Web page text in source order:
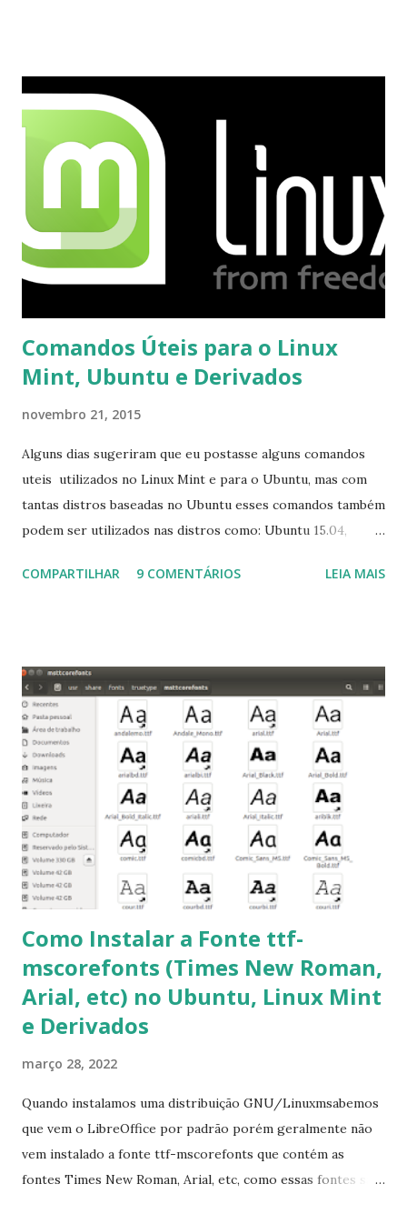
o Windows Live (assim como muitos profissionais de TI) ,
mesmo na versão para Linux, claro, sempre existem outras
opções e o Pidgin, que se mostra como opção.
Comandos Úteis para o Linux
Mint, Ubuntu e Derivados
novembro 21, 2015
Alguns dias sugeriram que eu postasse alguns comandos
uteis utilizados no Linux Mint e para o Ubuntu, mas com
tantas distros baseadas no Ubuntu esses comandos também
podem ser utilizados nas distros como: Ubuntu 15.04,
Linux Mint 17, Pinguy OS 14.04, Elementary OS 0.3, Deepin
para usuários iniciantes... 1- Atualizar a lista de pacotes: $
sudo apt-get update 2- Atualizar toda a distro: $ sudo apt-
get -f dist-upgrade ou update-manager -d -c 3- Instalar
pacotes: $ sudo apt-get install [nome do pacote] 4-
Procurar arquivos corrompidos: $ sudo apt-get check 5-
Corrigir problemas de dependências, concluir instalação de
pacotes pendentes e outros erros: $ sudo apt-get -f install
6- Se o comando sudo apt-get -f install nã...
COMPARTILHAR 9 COMENTÁRIOS LEIA MAIS
Como Instalar a Fonte ttf-
mscorefonts (Times New Roman,
Arial, etc) no Ubuntu, Linux Mint
e Derivados
março 28, 2022
Quando instalamos uma distribuição GNU/Linuxmsabemos
que vem o LibreOffice por padrão porém geralmente não
vem instalado a fonte ttf-mscorefonts que contém as
fontes Times New Roman, Arial, etc, como essas fontes são